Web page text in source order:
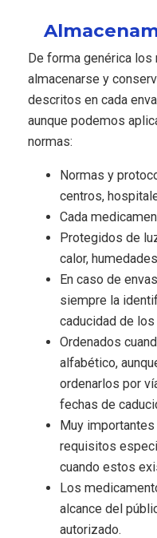
De forma genérica
almacenarse y
descritos en cada
aunque podemos
normas:
Normas y
centros,
Cada
Protegidos de
calor,
En caso de
siempre la
caducidad de
Ordenados
alfabético,
ordenarlos por
fechas de
Muy
requisitos
cuando estos
Los
alcance del
autorizado.